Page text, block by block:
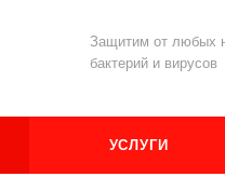
Защитим от любых
бактерий и вирусов
УСЛУГИ